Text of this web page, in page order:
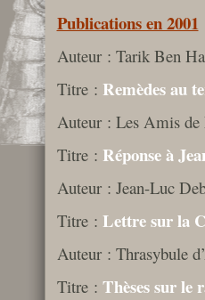
Publications en 2001
Auteur : Tarik Ben
Titre : Remèdes au
Auteur : Les Amis de
Titre : Réponse à
Auteur : Jean-Luc
Titre : Lettre sur la
Auteur : Thrasybule
Titre : Thèses sur le